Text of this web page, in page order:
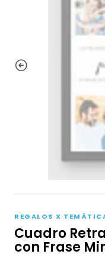
REGALOS X
Cuadro
con Frase